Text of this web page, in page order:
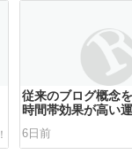
従来のブログ概念
時間帯効果が高い
6日前